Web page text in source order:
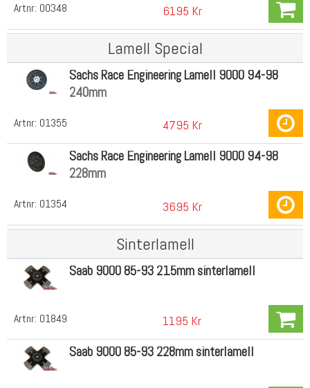
Artnr: 00348 6195 Kr
Lamell Special
Artnr: 01355
Sachs Race Engineering Lamell 9000 94-98
240mm
4795 Kr
Artnr: 01354
Sachs Race Engineering Lamell 9000 94-98
228mm
3695 Kr
Sinterlamell
Artnr: 01849
Saab 9000 85-93 215mm sinterlamell
1195 Kr
Saab 9000 85-93 228mm sinterlamell